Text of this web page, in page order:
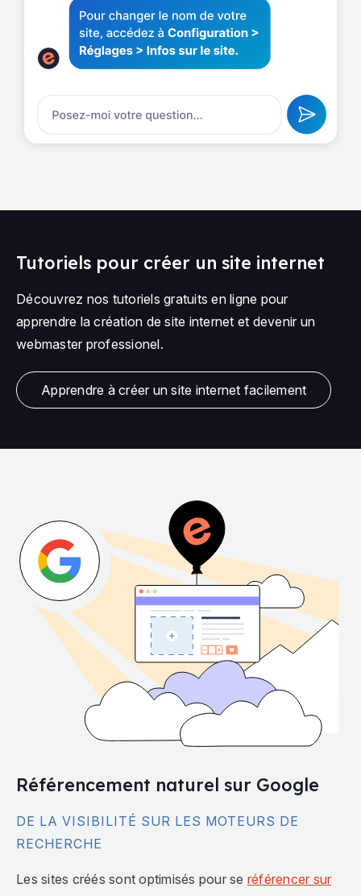
Tutoriels pour créer un site internet
Découvrez nos tutoriels gratuits en ligne pour
apprendre la création de site internet et devenir un
webmaster professionel.
Apprendre à créer un site internet facilement
Référencement naturel sur Google
DE LA VISIBILITÉ SUR LES MOTEURS DE
RECHERCHE
Les sites créés sont optimisés pour se référencer sur